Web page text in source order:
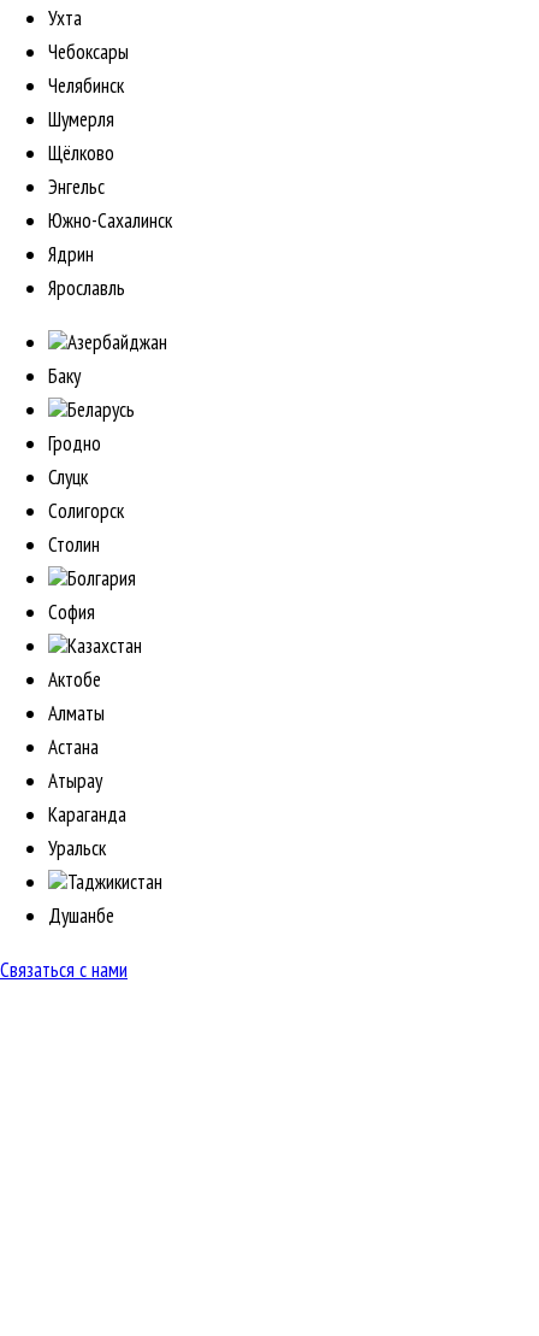
Ухта
Чебоксары
Челябинск
Шумерля
Щёлково
Энгельс
Южно-Сахалинск
Ядрин
Ярославль
Азербайджан
Баку
Беларусь
Гродно
Слуцк
Солигорск
Столин
Болгария
София
Казахстан
Актобе
Алматы
Астана
Атырау
Караганда
Уральск
Таджикистан
Душанбе
Связаться с нами